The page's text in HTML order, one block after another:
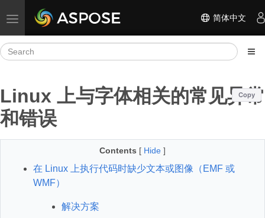
Toggle navigation 简体中文
Linux 上与字体相关的常见异常
和错误
Contents [ Hide ]
在 Linux 上执行代码时缺少文本或图像（EMF 或
WMF）
解决方案
Copy